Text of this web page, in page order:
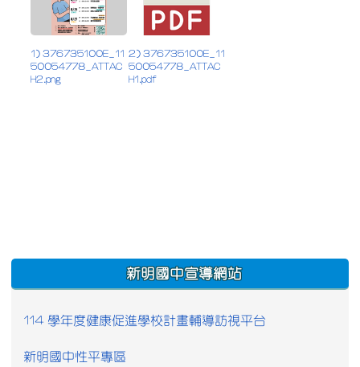
1) 376735100E_11
50054778_ATTAC
H2.png
2) 376735100E_11
50054778_ATTAC
H1.pdf
:::
新明國中宣導網站
114 學年度健康促進學校計畫輔導訪視平台
新明國中性平專區